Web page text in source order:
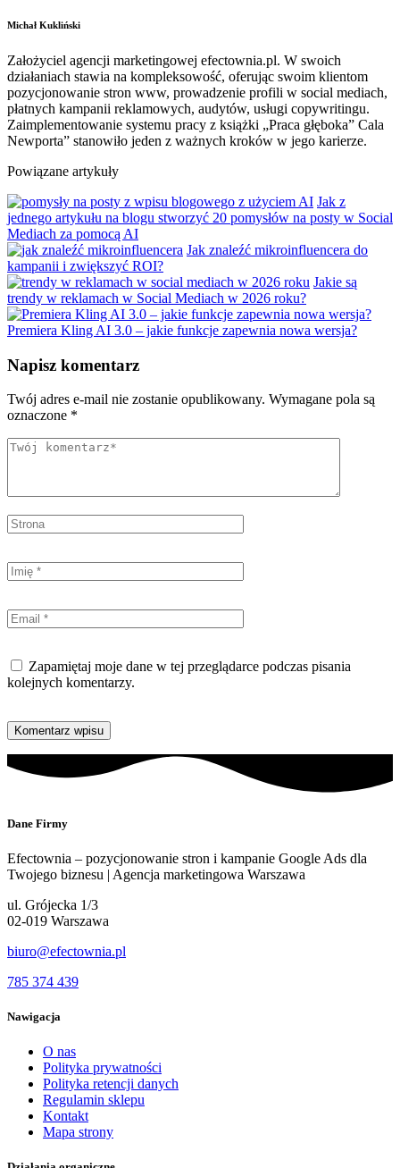
Michał Kukliński
Założyciel agencji marketingowej efectownia.pl. W swoich
działaniach stawia na kompleksowość, oferując swoim klientom
pozycjonowanie stron www, prowadzenie profili w social mediach,
płatnych kampanii reklamowych, audytów, usługi copywritingu.
Zaimplementowanie systemu pracy z książki „Praca głęboka” Cala
Newporta” stanowiło jeden z ważnych kroków w jego karierze.
Powiązane artykuły
Jak z
jednego artykułu na blogu stworzyć 20 pomysłów na posty w Social
Mediach za pomocą AI
Jak znaleźć mikroinfluencera do
kampanii i zwiększyć ROI?
Jakie są
trendy w reklamach w Social Mediach w 2026 roku?
Premiera Kling AI 3.0 – jakie funkcje zapewnia nowa wersja?
Napisz komentarz
Twój adres e-mail nie zostanie opublikowany. Wymagane pola są
oznaczone *
Zapamiętaj moje dane w tej przeglądarce podczas pisania
kolejnych komentarzy.
Dane Firmy
Efectownia – pozycjonowanie stron i kampanie Google Ads dla
Twojego biznesu | Agencja marketingowa Warszawa
ul. Grójecka 1/3
02-019 Warszawa
biuro@efectownia.pl
785 374 439
Nawigacja
O nas
Polityka prywatności
Polityka retencji danych
Regulamin sklepu
Kontakt
Mapa strony